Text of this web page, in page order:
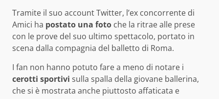
Tramite il suo account Twitter, l’ex concorrente di
Amici ha postato una foto che la ritrae alle prese
con le prove del suo ultimo spettacolo, portato in
scena dalla compagnia del balletto di Roma.
I fan non hanno potuto fare a meno di notare i
cerotti sportivi sulla spalla della giovane ballerina,
che si è mostrata anche piuttosto affaticata e